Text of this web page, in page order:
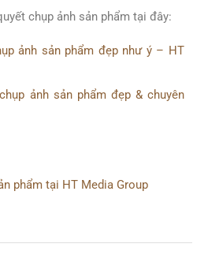
chụp ảnh sản phẩm tại đây:
ảnh sản phẩm đẹp như ý – HT
ảnh sản phẩm đẹp & chuyên
phẩm tại HT Media Group